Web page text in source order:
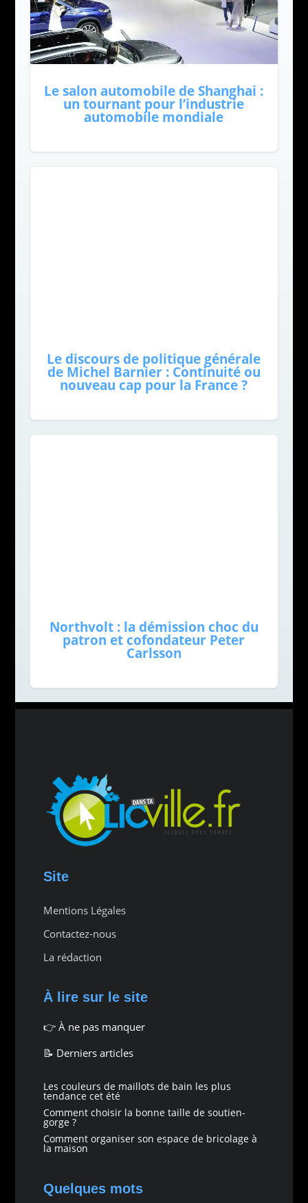
Le salon automobile de Shanghai :
un tournant pour l’industrie
automobile mondiale
Le discours de politique générale
de Michel Barnier : Continuité ou
nouveau cap pour la France ?
Northvolt : la démission choc du
patron et cofondateur Peter
Carlsson
Site
Mentions Légales
Contactez-nous
La rédaction
À lire sur le site
👉 À ne pas manquer
📝 Derniers articles
Les couleurs de maillots de bain les plus
tendance cet été
Comment choisir la bonne taille de soutien-
gorge ?
Comment organiser son espace de bricolage à
la maison
Quelques mots